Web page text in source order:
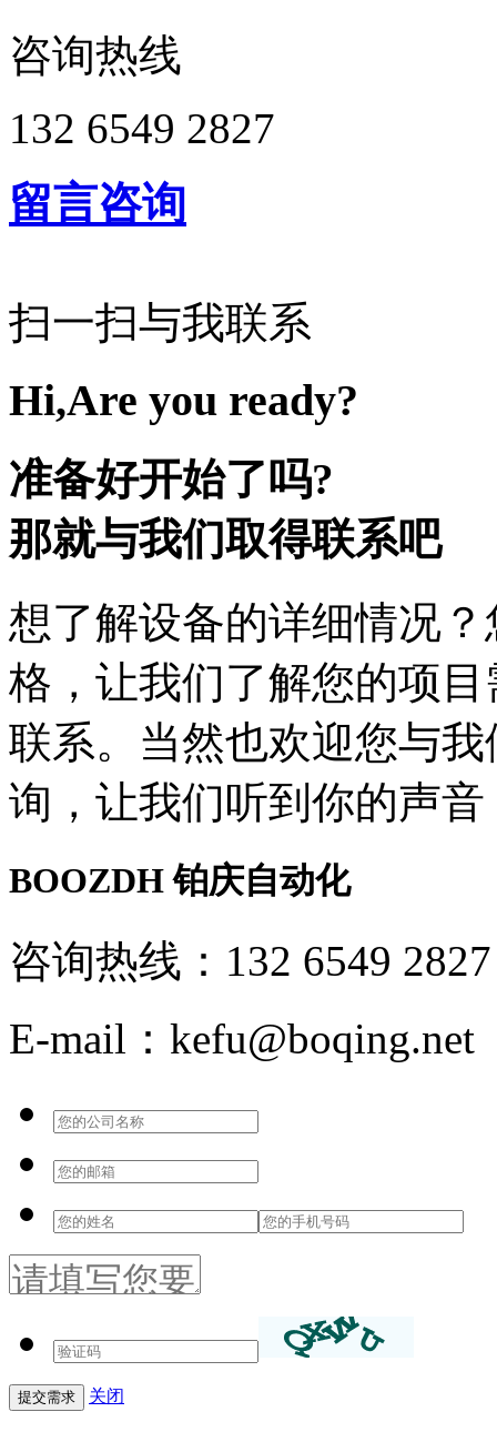
咨询热线
132 6549 2827
留言咨询
扫一扫与我联系
Hi,Are you ready?
准备好开始了吗?
那就与我们取得联系吧
想了解设备的详细情况
格，让我们了解您的项
联系。当然也欢迎您与
询，让我们听到你的声音
BOOZDH铂庆自动化
咨询热线：132 6549 2827
E-mail：kefu@boqing.net
关闭